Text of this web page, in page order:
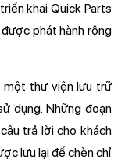
khai Quick Parts
phát hành rộng
một thư viện lưu trữ
dụng. Những đoạn
trả lời cho khách
lưu lại để chèn chỉ